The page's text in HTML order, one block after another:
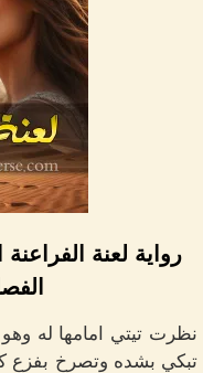
رواية لعنة
نظرت تيتي امامها له
تبكي بشده وتصرخ بفزع